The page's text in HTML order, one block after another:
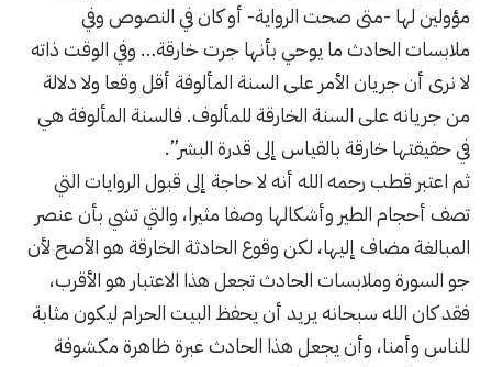
مؤولين لها -متى صحت الرواية- أو كان في النصوص وفي
ملابسات الحادث ما يوحي بأنها جرت خارقة… وفي الوقت ذاته
لا نرى أن جريان الأمر على السنة المألوفة أقل وقعا ولا دلالة
من جريانه على السنة الخارقة للمألوف. فالسنة المألوفة هي
في حقيقتها خارقة بالقياس إلى قدرة البشر”.
ثم اعتبر قطب رحمه الله أنه لا حاجة إلى قبول الروايات التي
تصف أحجام الطير وأشكالها وصفا مثيرا، والتي تشي بأن عنصر
المبالغة مضاف إليها، لكن وقوع الحادثة الخارقة هو الأصح لأن
جو السورة وملابسات الحادث تجعل هذا الاعتبار هو الأقرب،
فقد كان الله سبحانه يريد أن يحفظ البيت الحرام ليكون مثابة
للناس وأمنا، وأن يجعل هذا الحادث عبرة ظاهرة مكشوفة